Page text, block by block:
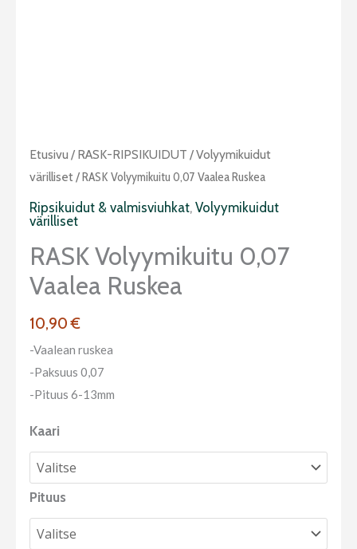
Etusivu / RASK-RIPSIKUIDUT /Volyymikuidut
värilliset/ RASK Volyymikuitu 0,07 Vaalea Ruskea
Ripsikuidut & valmisviuhkat, Volyymikuidut
värilliset
RASK Volyymikuitu 0,07
Vaalea Ruskea
10,90€
-Vaalean ruskea
-Paksuus 0,07
-Pituus 6-13mm
Kaari
Pituus
RASK
volyymikuitu
0,07
vaalea
ruskea
määrä